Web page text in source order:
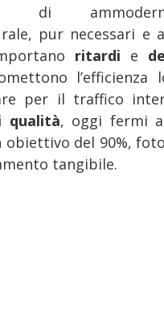
pur necessari e
ritardi e
l’efficienza
per il traffico
qualità, oggi fermi
del 90%,
tangibile.